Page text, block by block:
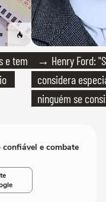
e tem
→ Henry Ford:
considera
ninguém se
e combate